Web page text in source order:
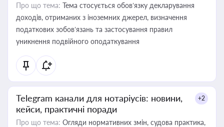
Про що тема: Тема стосується обов’язку декларування
доходів, отриманих з іноземних джерел, визначення
податкових зобов’язань та застосування правил
уникнення подвійного оподаткування
Telegram канали для нотаріусів: новини,
кейси, практичні поради
+2
Про що тема: Огляди нормативних змін, судова практика,